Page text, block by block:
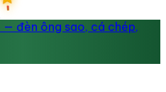
— đèn ông sao, cá chép,